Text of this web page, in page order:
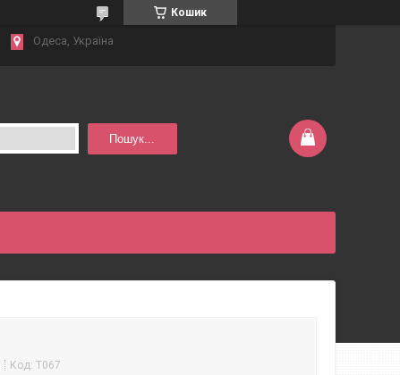
Кошик
Одеса, Україна
Пошук...
Код: Т067